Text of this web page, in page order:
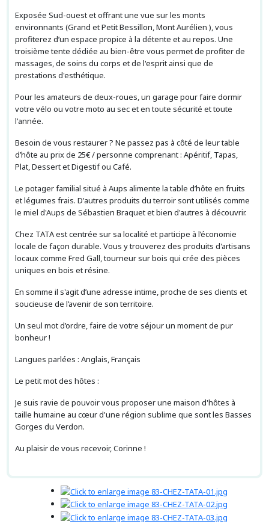
Exposée Sud-ouest et offrant une vue sur les monts
environnants (Grand et Petit Bessillon, Mont Aurélien ), vous
profiterez d’un espace propice à la détente et au repos. Une
troisième tente dédiée au bien-être vous permet de profiter de
massages, de soins du corps et de l'esprit ainsi que de
prestations d'esthétique.
Pour les amateurs de deux-roues, un garage pour faire dormir
votre vélo ou votre moto au sec et en toute sécurité et toute
l'année.
Besoin de vous restaurer ? Ne passez pas à côté de leur table
d’hôte au prix de 25€ / personne comprenant : Apéritif, Tapas,
Plat, Dessert et Digestif ou Café.
Le potager familial situé à Aups alimente la table d’hôte en fruits
et légumes frais. D'autres produits du terroir sont utilisés comme
le miel d'Aups de Sébastien Braquet et bien d'autres à découvrir.
Chez TATA est centrée sur sa localité et participe à l’économie
locale de façon durable. Vous y trouverez des produits d'artisans
locaux comme Fred Gall, tourneur sur bois qui crée des pièces
uniques en bois et résine.
En somme il s'agit d’une adresse intime, proche de ses clients et
soucieuse de l’avenir de son territoire.
Un seul mot d’ordre, faire de votre séjour un moment de pur
bonheur !
Langues parlées : Anglais, Français
Le petit mot des hôtes :
Je suis ravie de pouvoir vous proposer une maison d'hôtes à
taille humaine au cœur d'une région sublime que sont les Basses
Gorges du Verdon.
Au plaisir de vous recevoir, Corinne !